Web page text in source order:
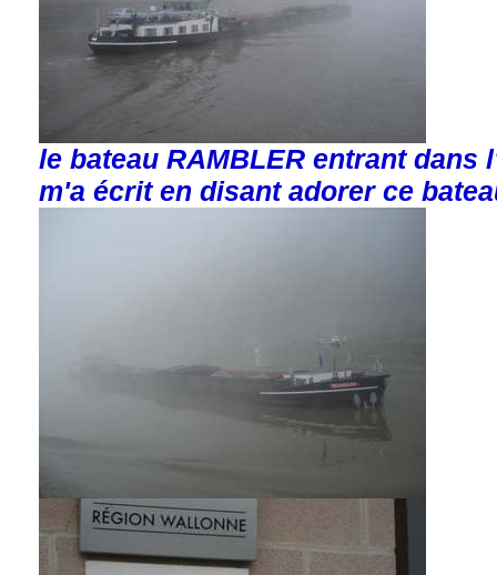
le bateau RAMBLER entrant dans
m'a écrit en disant adorer ce